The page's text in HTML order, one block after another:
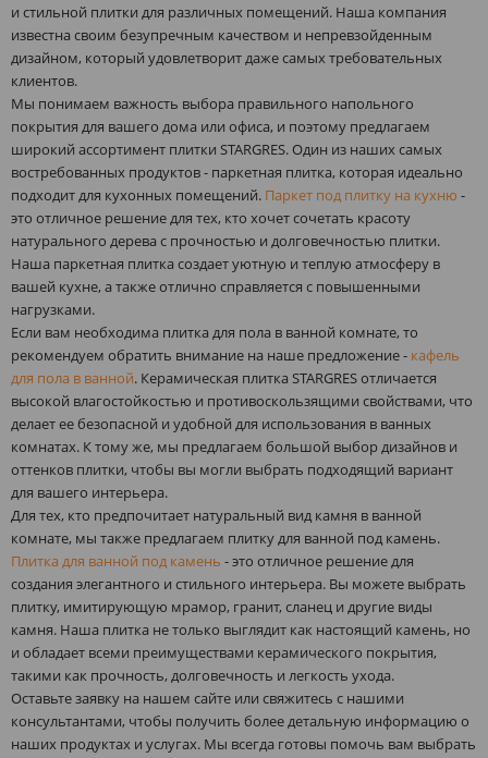
и стильной плитки для различных помещений. Наша компания
известна своим безупречным качеством и непревзойденным
дизайном, который удовлетворит даже самых требовательных
клиентов.
Мы понимаем важность выбора правильного напольного
покрытия для вашего дома или офиса, и поэтому предлагаем
широкий ассортимент плитки STARGRES. Один из наших самых
востребованных продуктов - паркетная плитка, которая идеально
подходит для кухонных помещений. Паркет под плитку на кухню -
это отличное решение для тех, кто хочет сочетать красоту
натурального дерева с прочностью и долговечностью плитки.
Наша паркетная плитка создает уютную и теплую атмосферу в
вашей кухне, а также отлично справляется с повышенными
нагрузками.
Если вам необходима плитка для пола в ванной комнате, то
рекомендуем обратить внимание на наше предложение - кафель
для пола в ванной. Керамическая плитка STARGRES отличается
высокой влагостойкостью и противоскользящими свойствами, что
делает ее безопасной и удобной для использования в ванных
комнатах. К тому же, мы предлагаем большой выбор дизайнов и
оттенков плитки, чтобы вы могли выбрать подходящий вариант
для вашего интерьера.
Для тех, кто предпочитает натуральный вид камня в ванной
комнате, мы также предлагаем плитку для ванной под камень.
Плитка для ванной под камень - это отличное решение для
создания элегантного и стильного интерьера. Вы можете выбрать
плитку, имитирующую мрамор, гранит, сланец и другие виды
камня. Наша плитка не только выглядит как настоящий камень, но
и обладает всеми преимуществами керамического покрытия,
такими как прочность, долговечность и легкость ухода.
Оставьте заявку на нашем сайте или свяжитесь с нашими
консультантами, чтобы получить более детальную информацию о
наших продуктах и услугах. Мы всегда готовы помочь вам выбрать